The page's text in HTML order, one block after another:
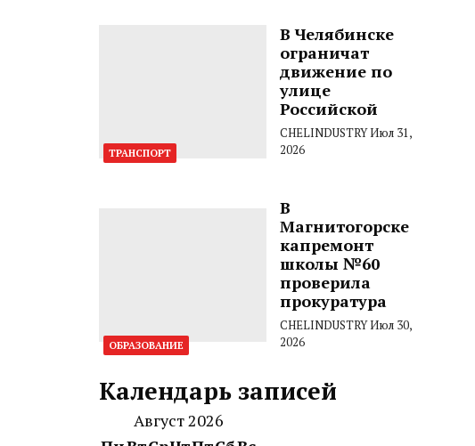
ТРАНСПОРТ
В Челябинске
ограничат
движение по
улице
Российской
CHELINDUSTRYИюл 31,
2026
ОБРАЗОВАНИЕ
В
Магнитогорске
капремонт
школы №60
проверила
прокуратура
CHELINDUSTRYИюл 30,
2026
Календарь записей
Август 2026